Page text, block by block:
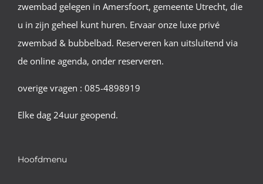
zwembad gelegen in Amersfoort, gemeente Utrecht, die
u in zijn geheel kunt huren. Ervaar onze luxe privé
zwembad & bubbelbad. Reserveren kan uitsluitend via
de online agenda, onder reserveren.
overige vragen : 085-4898919
Elke dag 24uur geopend.
Hoofdmenu